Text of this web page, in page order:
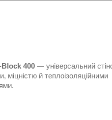
400 — універсальний
міцністю й теплоізоляційними